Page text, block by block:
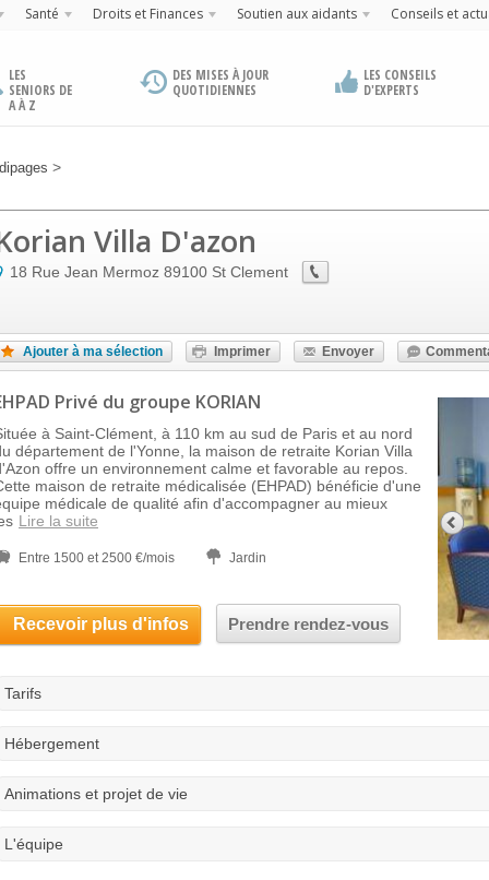
Santé Droits et Finances Soutien aux aidants Conseils et
LES
SENIORS DE
A À Z
DES MISES À JOUR
QUOTIDIENNES
LES CONSEILS
D'EXPERTS
>
Villa D'azon
18 Rue Jean Mermoz 89100 St Clement
Ajouter à ma sélection Imprimer Envoyer
Privé du groupe KORIAN
à Saint-Clément, à 110 km au sud de Paris et au nord
département de l'Yonne, la maison de retraite Korian Villa
offre un environnement calme et favorable au repos.
maison de retraite médicalisée (EHPAD) bénéficie d'une
médicale de qualité afin d'accompagner au mieux
Lire la suite
Entre 1500 et 2500 €/mois Jardin
Recevoir plus d'infos Prendre rendez-vous
Tarifs
Hébergement
Animations et projet de vie
L'équipe